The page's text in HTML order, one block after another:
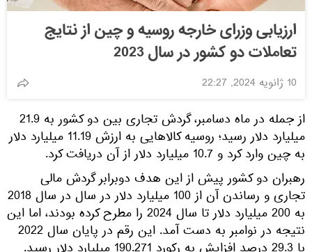
ارزیابی وزرای خارجه روسیه و چین از نتایج
تعاملات دو کشور در سال 2023
10 ژانویه 2024, 22:27
از جمله در ماه دسامبر، گردش تجاری بین دو کشور به 21.9
میلیارد دلار رسید؛ روسیه کالاهایی به ارزش 11.19 میلیارد دلار
به چین وارد کرد و 10.7 میلیارد دلار از آن دریافت کرد.
رهبران دو کشور پیش از این هدف دوبرابر گردش مالی
تجاری و رساندن آن از 100 میلیارد دلار در سال در سال 2018
به 200 میلیارد دلار تا سال 2024 را مطرح کرده بودند، اما این
نتیجه در نوامبر به دست آمد. این رقم در پایان سال 2022